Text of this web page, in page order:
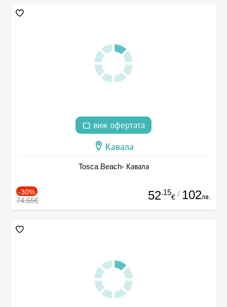
виж офертата
Кавала
Tosca Beach- Кавала
-30%
74.65€ 52.15
€ / 102лв.